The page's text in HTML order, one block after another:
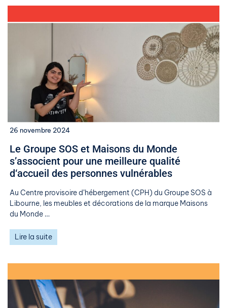
26 novembre 2024
Le ​Groupe SOS et Maisons du Monde
s’associent pour une meilleure qualité
d‘accueil des personnes vulnérables ​
Au Centre provisoire d’hébergement (CPH) du Groupe SOS à
Libourne, les meubles et décorations de la marque Maisons
du Monde …
Lire la suite